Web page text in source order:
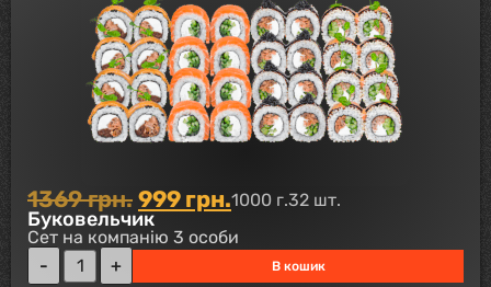
1369грн. 999 грн.1000 г.32 шт.
Буковельчик
Сет на компанію 3 особи
В кошик